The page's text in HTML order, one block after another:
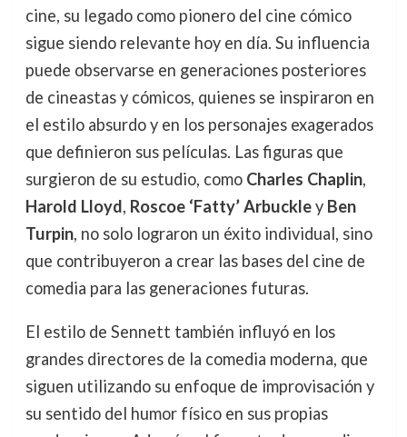
cine, su legado como pionero del cine cómico
sigue siendo relevante hoy en día. Su influencia
puede observarse en generaciones posteriores
de cineastas y cómicos, quienes se inspiraron en
el estilo absurdo y en los personajes exagerados
que definieron sus películas. Las figuras que
surgieron de su estudio, como Charles Chaplin,
Harold Lloyd, Roscoe ‘Fatty’ Arbuckley Ben
Turpin, no solo lograron un éxito individual, sino
que contribuyeron a crear las bases del cine de
comedia para las generaciones futuras.
El estilo de Sennett también influyó en los
grandes directores de la comedia moderna, que
siguen utilizando su enfoque de improvisación y
su sentido del humor físico en sus propias